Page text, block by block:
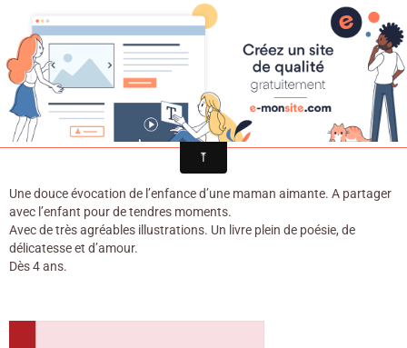
Croqu'livre
Quand j’étais petite … / Sara O’Leary &
Julie Morstad. - L'Étagère du bas, 2017
Une douce évocation de l’enfance d’une maman aimante. A partager
avec l’enfant pour de tendres moments.
Avec de très agréables illustrations. Un livre plein de poésie, de
délicatesse et d’amour.
Dès 4 ans.